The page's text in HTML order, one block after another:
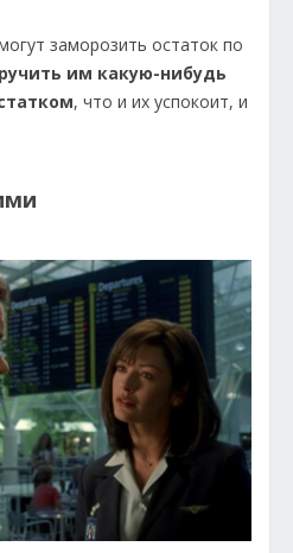
заморозить остаток по
им какую-нибудь
, что и их успокоит, и